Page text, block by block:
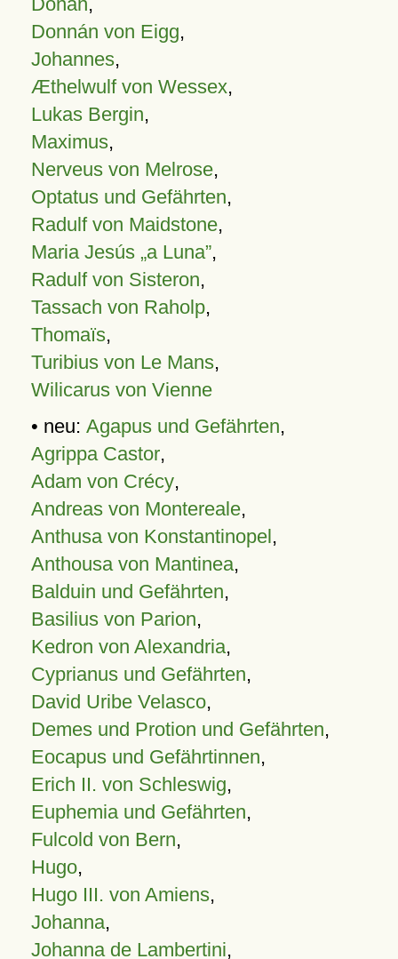
Donnán von Eigg,
Johannes,
Æthelwulf von Wessex,
Lukas Bergin,
Maximus,
Nerveus von Melrose,
Optatus und Gefährten,
Radulf von Maidstone,
Maria Jesús „a Luna”,
Radulf von Sisteron,
Tassach von Raholp,
Thomaïs,
Turibius von Le Mans,
Wilicarus von Vienne
• neu: Agapus und Gefährten,
Agrippa Castor,
Adam von Crécy,
Andreas von Montereale,
Anthusa von Konstantinopel,
Anthousa von Mantinea,
Balduin und Gefährten,
Basilius von Parion,
Kedron von Alexandria,
Cyprianus und Gefährten,
David Uribe Velasco,
Demes und Protion und Gefährten,
Eocapus und Gefährtinnen,
Erich II. von Schleswig,
Euphemia und Gefährten,
Fulcold von Bern,
Hugo,
Hugo III. von Amiens,
Johanna,
Johanna de Lambertini,